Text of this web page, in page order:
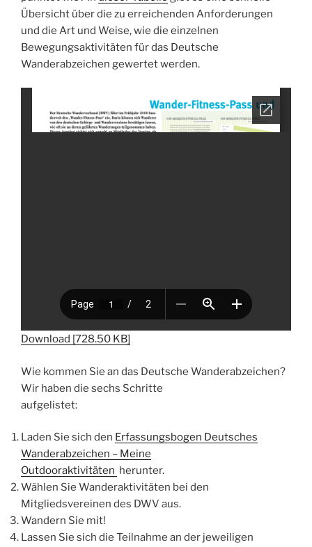
Übersicht über die zu erreichenden Anforderungen
und die Art und Weise, wie die einzelnen
Bewegungsaktivitäten für das Deutsche
Wanderabzeichen gewertet werden.
Download [728.50 KB]
Wie kommen Sie an das Deutsche Wanderabzeichen?
Wir haben die sechs Schritte
aufgelistet:
Laden Sie sich den Erfassungsbogen Deutsches
Wanderabzeichen – Meine
Outdooraktivitäten herunter.
Wählen Sie Wanderaktivitäten bei den
Mitgliedsvereinen des DWV aus.
Wandern Sie mit!
Lassen Sie sich die Teilnahme an der jeweiligen